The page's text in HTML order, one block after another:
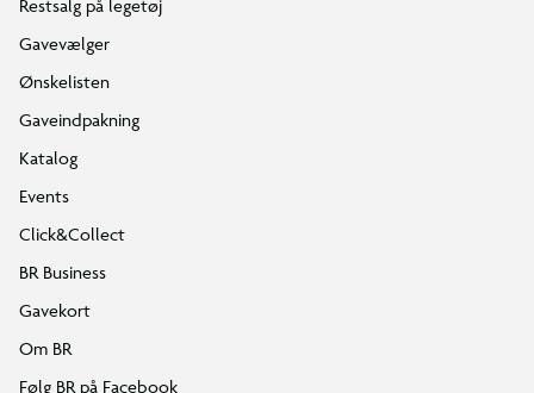
Restsalg på legetøj
Gavevælger
Ønskelisten
Gaveindpakning
Katalog
Events
Click&Collect
BR Business
Gavekort
Om BR
Følg BR på Facebook